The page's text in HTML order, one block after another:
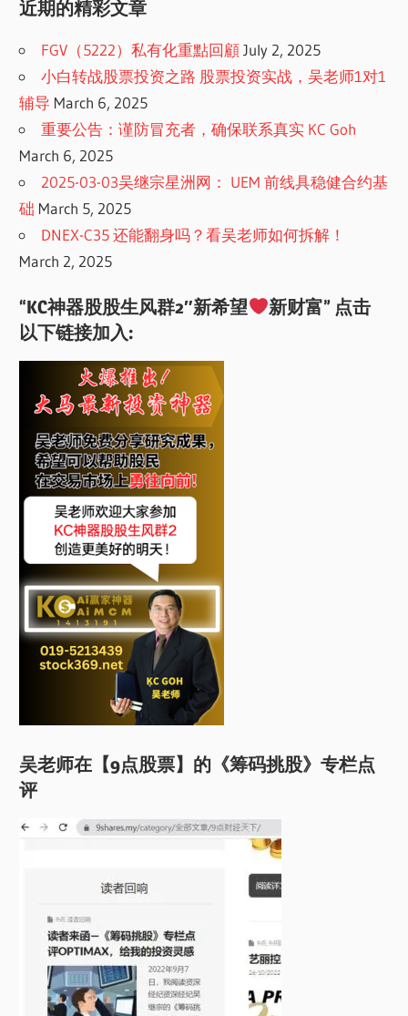
近期的精彩文章
FGV（5222）私有化重點回顧 July 2, 2025
小白转战股票投资之路 股票投资实战，吴老师1对1
辅导 March 6, 2025
重要公告：谨防冒充者，确保联系真实 KC Goh
March 6, 2025
2025-03-03吴继宗星洲网： UEM 前线具稳健合约基
础 March 5, 2025
DNEX-C35 还能翻身吗？看吴老师如何拆解！
March 2, 2025
“KC神器股股生风群2″新希望
新财富” 点击
以下链接加入:
吴老师在【9点股票】的《筹码挑股》专栏点
评